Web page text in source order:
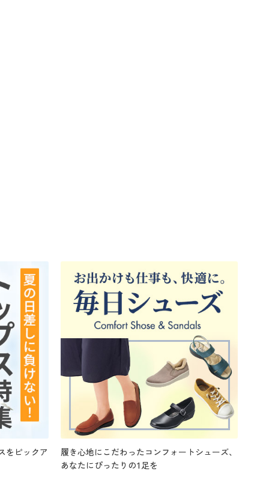
をピックア
履き心地にこだわったコンフォートシューズ、
あなたにぴったりの1足を